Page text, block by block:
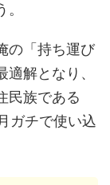
の「持ち運び
解となり、
民族である
ガチで使い込